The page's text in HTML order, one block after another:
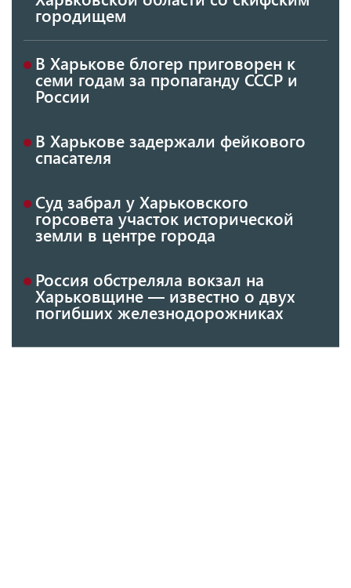
городищем
В Харькове блогер приговорен к
семи годам за пропаганду СССР и
России
В Харькове задержали фейкового
спасателя
Суд забрал у Харьковского
горсовета участок исторической
земли в центре города
Россия обстреляла вокзал на
Харьковщине — известно о двух
погибших железнодорожниках